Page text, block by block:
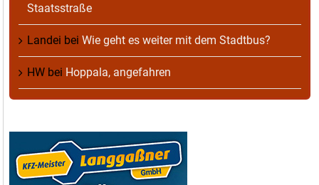
Staatsstraße
Landei bei Wie geht es weiter mit dem Stadtbus?
HW bei Hoppala, angefahren